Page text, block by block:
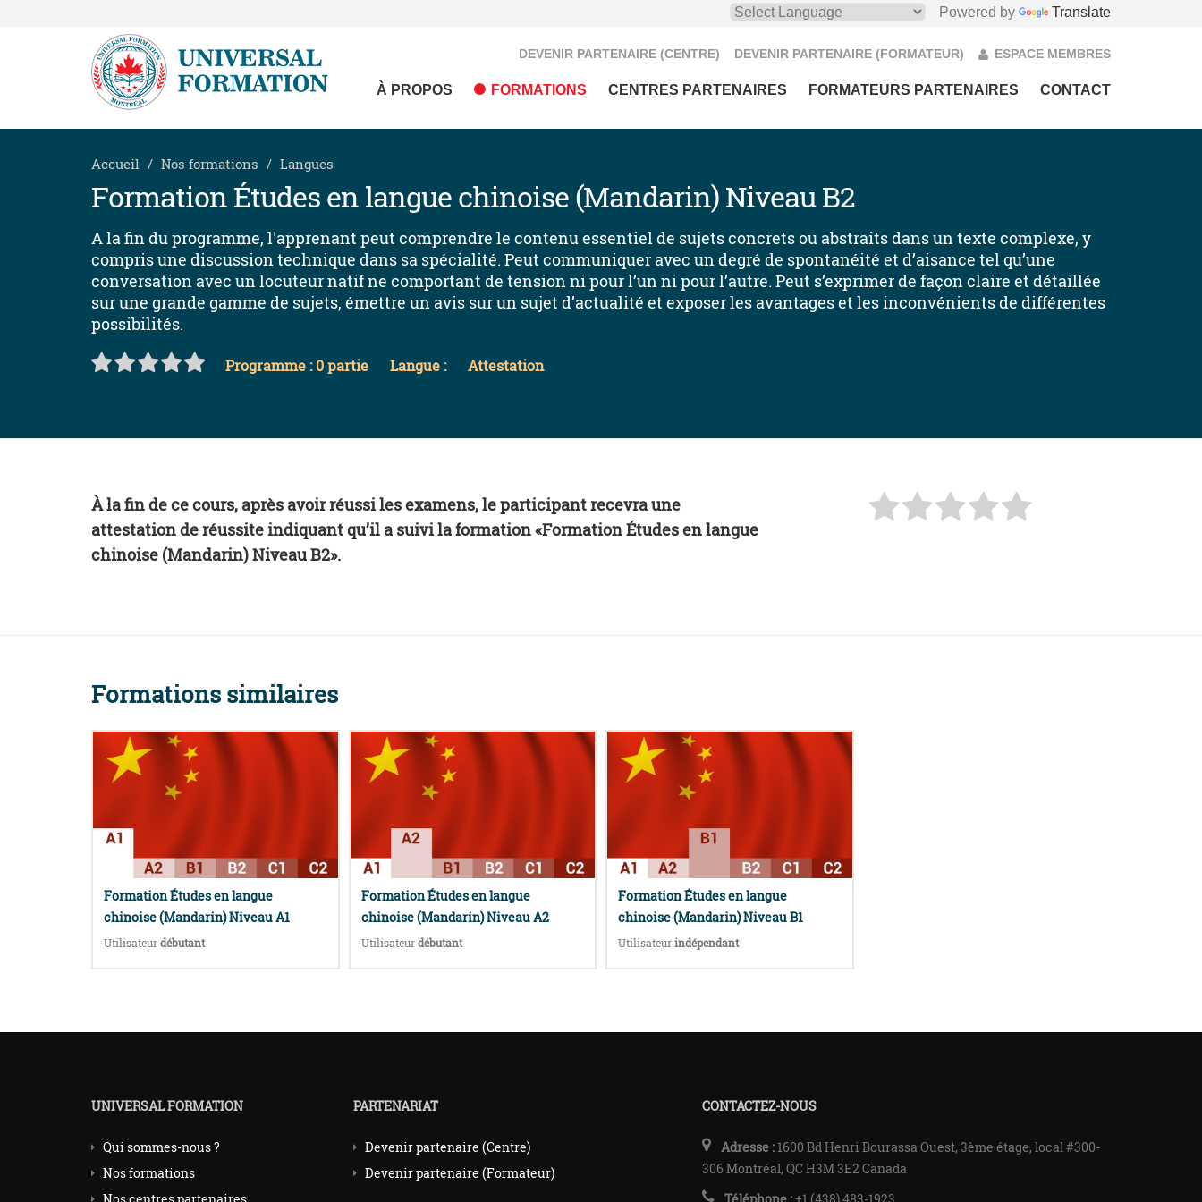
Powered by Translate
DEVENIR PARTENAIRE (CENTRE) DEVENIR PARTENAIRE (FORMATEUR) ESPACE MEMBRES
À PROPOS FORMATIONS CENTRES PARTENAIRES FORMATEURS PARTENAIRES CONTACT
Accueil Nos formations Langues
Formation Études en langue chinoise (Mandarin) Niveau B2
A la fin du programme, l'apprenant peut comprendre le contenu essentiel de sujets concrets ou abstraits dans un texte complexe, y
compris une discussion technique dans sa spécialité. Peut communiquer avec un degré de spontanéité et d’aisance tel qu’une
conversation avec un locuteur natif ne comportant de tension ni pour l’un ni pour l’autre. Peut s’exprimer de façon claire et détaillée
sur une grande gamme de sujets, émettre un avis sur un sujet d’actualité et exposer les avantages et les inconvénients de différentes
possibilités.
Programme : 0 partie Langue : Attestation
À la fin de ce cours, après avoir réussi les examens, le participant recevra une
attestation de réussite indiquant qu’il a suivi la formation «Formation Études en langue
chinoise (Mandarin) Niveau B2».
Formations similaires
Formation Études en langue
chinoise (Mandarin) Niveau A1
Utilisateurdébutant
Formation Études en langue
chinoise (Mandarin) Niveau A2
Utilisateurdébutant
Formation Études en langue
chinoise (Mandarin) Niveau B1
Utilisateurindépendant
UNIVERSAL FORMATION
Qui sommes-nous ?
Nos formations
PARTENARIAT
Devenir partenaire (Centre)
Devenir partenaire (Formateur)
CONTACTEZ-NOUS
Adresse :1600 Bd Henri Bourassa Ouest, 3ème étage, local #300-
306 Montréal, QC H3M 3E2 Canada